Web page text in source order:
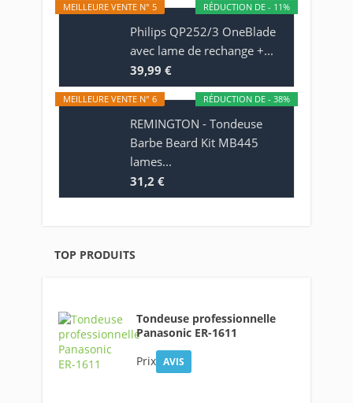
RÉDUCTION DE - 11%
MEILLEURE VENTE N° 5
Philips QP252/3 OneBlade
avec lame de rechange +...
39,99 €
RÉDUCTION DE - 38%
MEILLEURE VENTE N° 6
REMINGTON - Tondeuse
Barbe Beard Kit MB445
lames...
31,2 €
TOP PRODUITS
Tondeuse professionnelle
Panasonic ER-1611
Prix AVIS